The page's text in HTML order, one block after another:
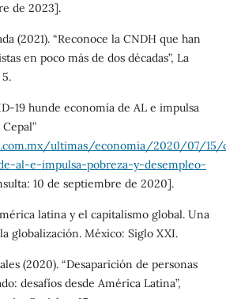
de 2023].
(2021). “Reconoce la CNDH que han
en poco más de dos décadas”, La
19 hunde economía de AL e impulsa
ultimas/economia/2020/07/15/
al-e-impulsa-pobreza-y-desempleo-
10 de septiembre de 2020].
latina y el capitalismo global. Una
globalización. México: Siglo XXI.
(2020). “Desaparición de personas
desafíos desde América Latina”,